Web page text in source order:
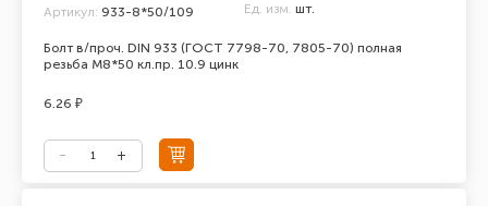
Болт в/проч. DIN 933 (ГОСТ 7798-70, 7805-70) полная
резьба М8*50 кл.пр. 10.9 цинк
Артикул: 933-8*50/109 Ед. изм. шт.
6.26 ₽